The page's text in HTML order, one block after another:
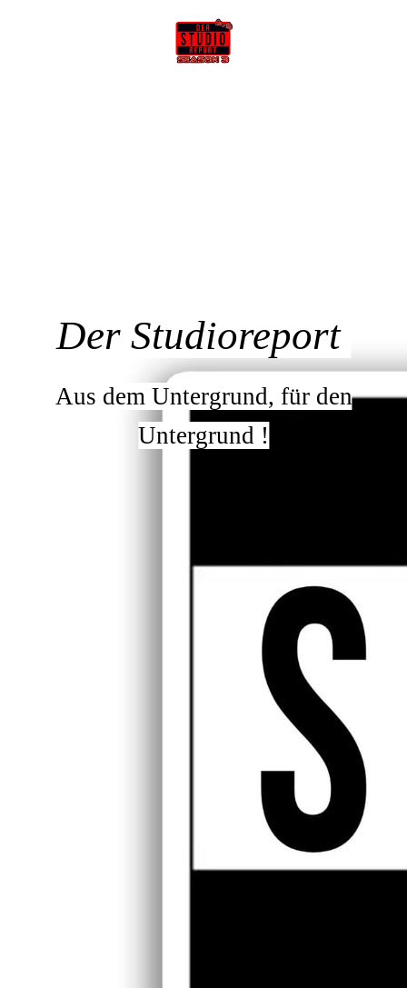
Der Studioreport
Aus dem Untergrund, für den
Untergrund !